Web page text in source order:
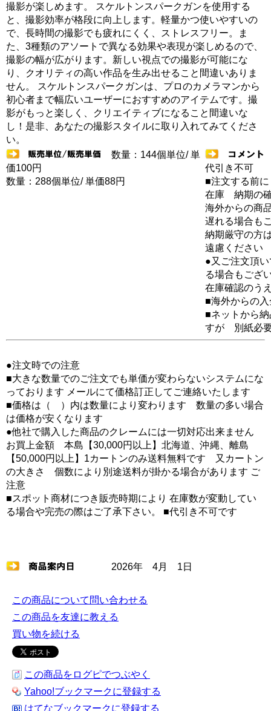
撮影が楽しめます。 スケルトンスパークガンを使用する
と、撮影効率が格段に向上します。軽量かつ使いやすいの
で、長時間の撮影でも疲れにくく、ストレスフリー。ま
た、3種類のアソートで異なる効果や表現が楽しめるので、
撮影の幅が広がります。新しい視点での撮影が可能にな
り、クオリティの高い作品を生み出せること間違いありま
せん。 スケルトンスパークガンは、プロのカメラマンから
初心者まで幅広いユーザーにおすすめのアイテムです。撮
影がもっと楽しく、クリエイティブになること間違いな
し！是非、あなたの撮影スタイルに取り入れてみてくださ
い。
数量：144個単位/ 単
価100円
数量：288個単位/ 単価88円
代引き不可
■注文する前に
在庫 納期の
海外からの商
遅れる場合も
納期厳守の方
遠慮ください
●又ご注文頂
る場合もござ
在庫確認のう
■海外からの
■ネットから
すが 別紙必
●注文時での注意
■大きな数量でのご注文でも単価が変わらないシステムにな
っております メールにて価格訂正してご連絡いたします
■価格は（ ）内は数量により変わります 数量の多い場合
は価格が安くなります
●他社で購入した商品のクレームには一切対応出来ません
お買上金額 本島【30,000円以上】北海道、沖縄、離島
【50,000円以上】1カートンのみ送料無料です 又カートン
の大きさ 個数により別途送料が掛かる場合があります ご
注意
■スポット商材につき販売時期により 在庫数が変動してい
る場合や完売の際はご了承下さい。 ■代引き不可です
2026年 4月 1日
この商品について問い合わせる
この商品を友達に教える
買い物を続ける
この商品をログピでつぶやく
Yahoo!ブックマークに登録する
はてなブックマークに登録する